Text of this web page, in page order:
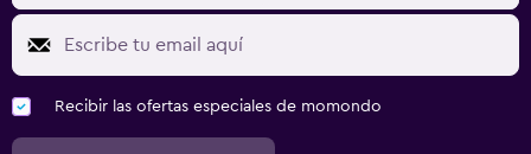
Recibir las ofertas especiales de momondo